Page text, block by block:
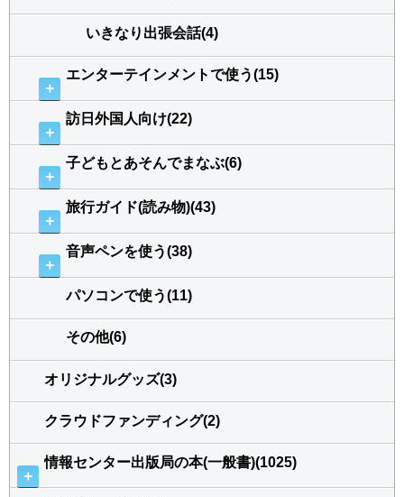
いきなり出張会話(4)
＋
エンターテインメントで使う(15)
＋
訪日外国人向け(22)
＋
子どもとあそんでまなぶ(6)
＋
旅行ガイド(読み物)(43)
＋
音声ペンを使う(38)
パソコンで使う(11)
その他(6)
オリジナルグッズ(3)
クラウドファンディング(2)
＋
情報センター出版局の本(一般書)(1025)